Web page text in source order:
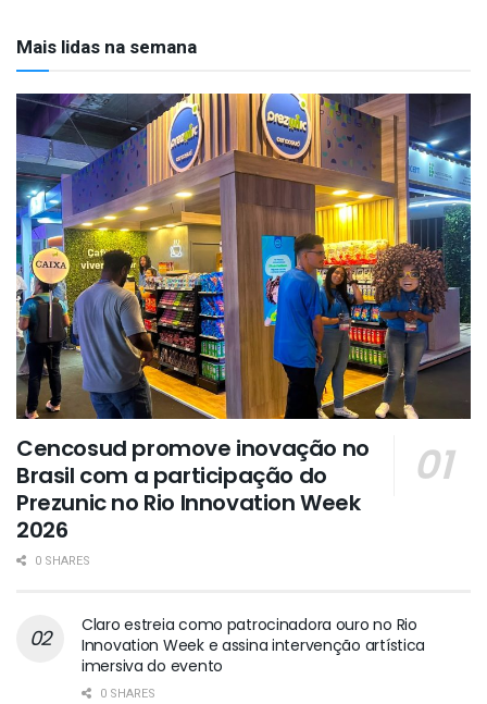
Mais lidas na semana
Cencosud promove inovação no
Brasil com a participação do
Prezunic no Rio Innovation Week
2026
0 SHARES
Claro estreia como patrocinadora ouro no Rio
Innovation Week e assina intervenção artística
imersiva do evento
0 SHARES